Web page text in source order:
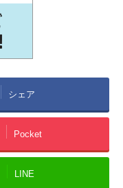
シェア
Pocket
LINE